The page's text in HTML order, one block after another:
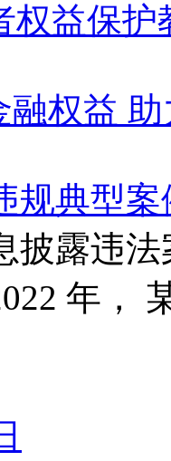
权益保
融权益
规典型案
披露违
年